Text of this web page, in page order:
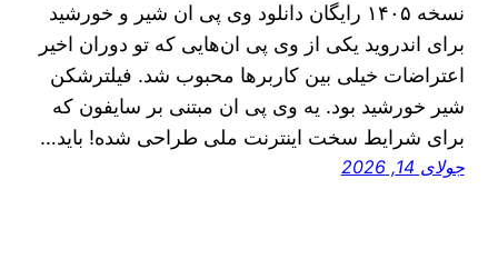
نسخه ۱۴۰۵ رایگان دانلود وی پی ان شیر و خورشید
برای اندروید یکی از وی پی ان‌هایی که تو دوران اخیر
اعتراضات خیلی بین کاربرها محبوب شد. فیلترشکن
شیر خورشید بود. یه وی پی ان مبتنی بر سایفون که
برای شرایط سخت اینترنت ملی طراحی شده! باید…
جولای 14, 2026